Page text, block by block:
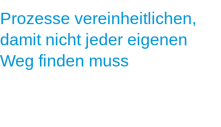
Prozesse vereinheitlichen,
damit nicht jeder eigenen
Weg finden muss